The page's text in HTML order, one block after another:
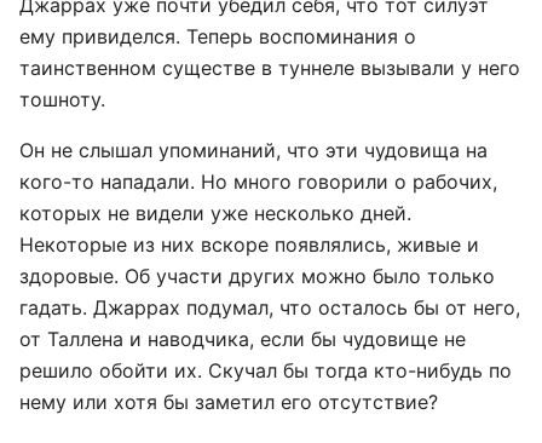
Джаррах уже почти убедил себя, что тот силуэт
ему привиделся. Теперь воспоминания о
таинственном существе в туннеле вызывали у него
тошноту.
Он не слышал упоминаний, что эти чудовища на
кого-то нападали. Но много говорили о рабочих,
которых не видели уже несколько дней.
Некоторые из них вскоре появлялись, живые и
здоровые. Об участи других можно было только
гадать. Джаррах подумал, что осталось бы от него,
от Таллена и наводчика, если бы чудовище не
решило обойти их. Скучал бы тогда кто-нибудь по
нему или хотя бы заметил его отсутствие?